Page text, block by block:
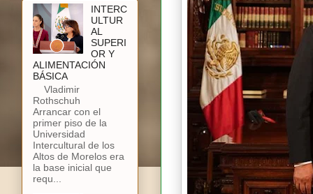
INTERC
ULTUR
AL
SUPERI
OR Y
ALIMENTACIÓN
BÁSICA
Vladimir
Rothschuh
Arrancar con el
primer piso de la
Universidad
Intercultural de los
Altos de Morelos era
la base inicial que
requ...